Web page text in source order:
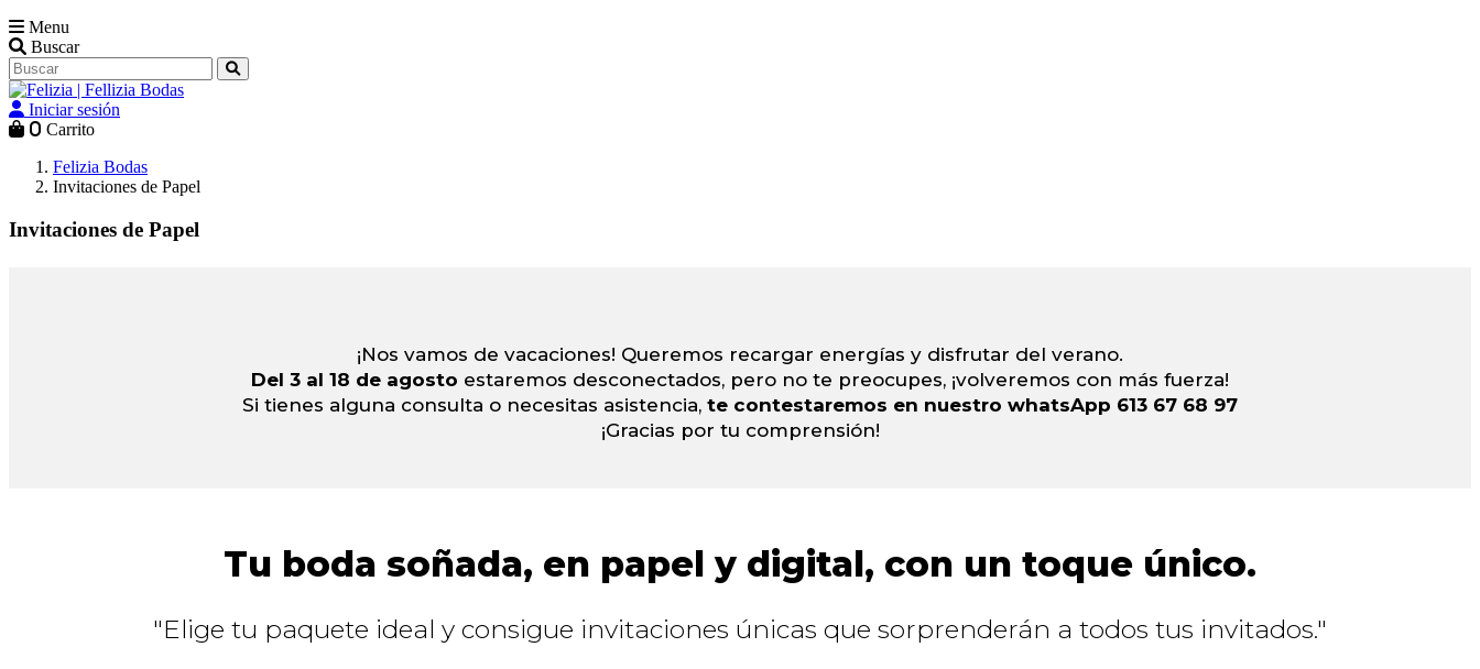
Menu
Buscar
Iniciar sesión
0 Carrito
Felizia Bodas
Invitaciones de Papel
Invitaciones de Papel
¡Nos vamos de vacaciones! Queremos recargar energías y disfrutar del verano.
Del 3 al 18 de agosto estaremos desconectados, pero no te preocupes, ¡volveremos con más fuerza!
Si tienes alguna consulta o necesitas asistencia, te contestaremos en nuestro whatsApp 613 67 68 97
¡Gracias por tu comprensión!
Tu boda soñada, en papel y digital, con un toque único.
"Elige tu paquete ideal y consigue invitaciones únicas que sorprenderán a todos tus invitados."